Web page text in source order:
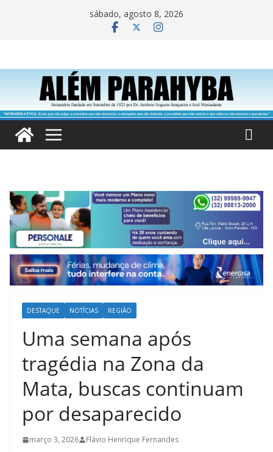
sábado, agosto 8, 2026
DESTAQUE NOTÍCIAS REGIÃO
Uma semana após
tragédia na Zona da
Mata, buscas continuam
por desaparecido
março 3, 2026 Flávio Henrique Fernandes